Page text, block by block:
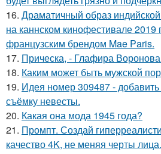
16. Драматичный образ
на каннском кинофестивале 2019
французским брендом Mae Paris.
17. Прическа, - Глафира
18. Каким может быть мужской
19. Идея номер 309487 -
съёмку невесты.
20. Какая она мода 1945 года?
21. Промпт. Создай
качество 4K, не меняя черты лица.